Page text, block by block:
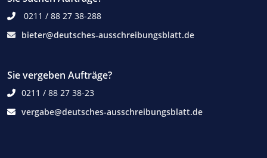
0211 / 88 27 38-288
bieter@deutsches-ausschreibungsblatt.de
Sie vergeben Aufträge?
0211 / 88 27 38-23
vergabe@deutsches-ausschreibungsblatt.de